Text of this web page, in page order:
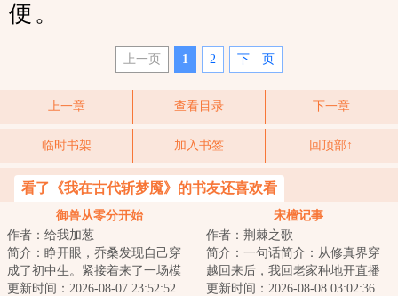
便。
上一页 1 2 下—页
上一章 查看目录 下一章
临时书架 加入书签 回顶部↑
看了《我在古代斩梦魇》的书友还喜欢看
御兽从零分开始
作者：给我加葱
简介：睁开眼，乔桑发现自己穿
成了初中生。紧接着来了一场模
拟考。毕业她怕了吗？她怕
更新时间：2026-08-07 23:52:52
宋檀记事
作者：荆棘之歌
简介：一句话简介：从修真界穿
越回来后，我回老家种地开直播
卖菜了！修成金丹渡劫失败的宋
更新时间：2026-08-08 03:02:36